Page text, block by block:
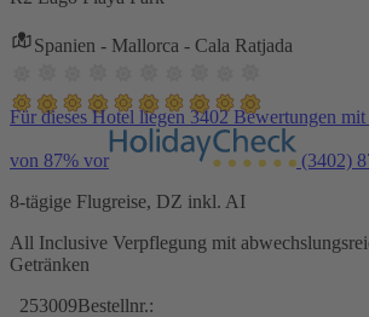
Spanien - Mallorca - Cala Ratjada
Für dieses Hotel liegen 3402 Bewertungen
von 87% vor (3402)
8-tägige Flugreise, DZ inkl. AI
All Inclusive Verpflegung mit
Getränken
253009Bestellnr.: